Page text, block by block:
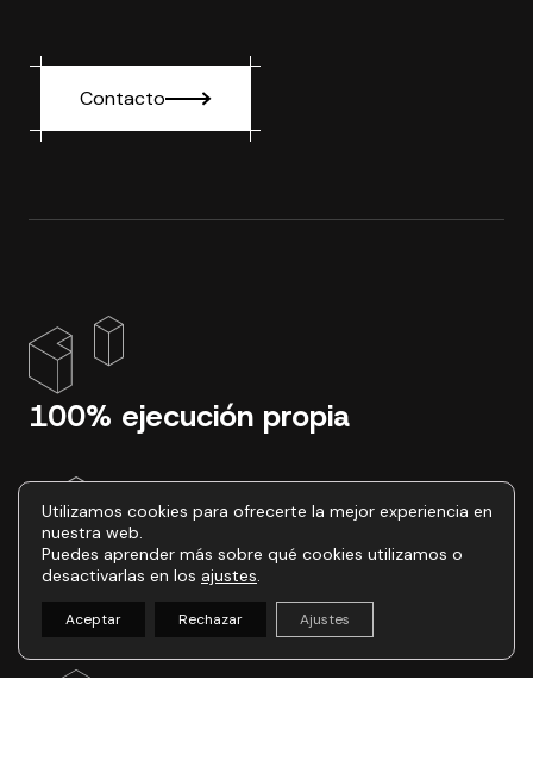
Contacto
100% ejecución propia
Paso a paso, sin sorpresas
Utilizamos cookies para ofrecerte la mejor experiencia en
nuestra web.
Puedes aprender más sobre qué cookies utilizamos o
desactivarlas en los ajustes.
Aceptar Rechazar Ajustes